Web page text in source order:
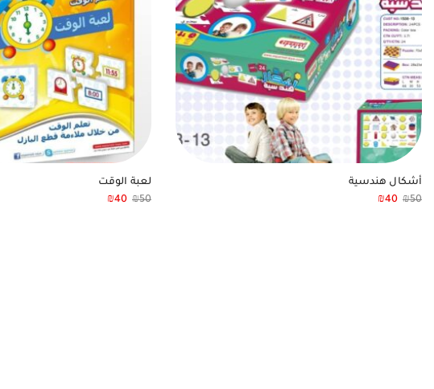
أشكال هندسية
₪50
₪40
لعبة الوقت
₪50
₪40